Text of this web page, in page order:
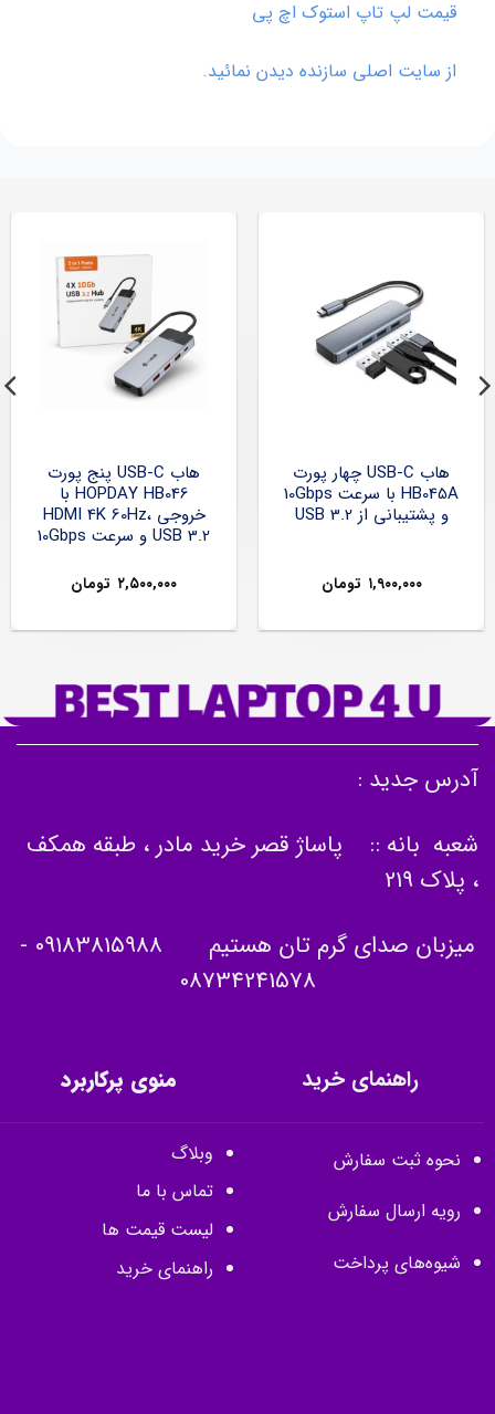
قیمت لپ تاپ استوک اچ پی
از سایت اصلی سازنده دیدن نمائید.
هاب USB-C چهار پورت
HB045A با سرعت 10Gbps
و پشتیبانی از USB 3.2
۱,۹۰۰,۰۰۰ تومان
هاب USB-C پنج پورت
HOPDAY HB046 با
خروجی HDMI 4K 60Hz،
USB 3.2 و سرعت 10Gbps
۲,۵۰۰,۰۰۰ تومان
آدرس جدید :
شعبه بانه :: پاساژ قصر خرید مادر ، طبقه همکف
، پلاک 219
میزبان صدای گرم تان هستیم 09183815988
-
08734241578
راهنمای خرید
نحوه ثبت سفارش
رویه ارسال سفارش
شیوه‌های پرداخت
منوی پرکاربرد
وبلاگ
تماس با ما
لیست قیمت ها
راهنمای خرید